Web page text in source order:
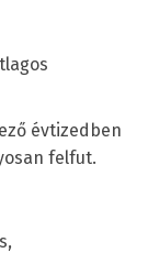
évtizedben
felfut.